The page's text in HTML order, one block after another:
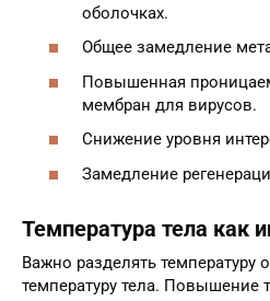
оболочках.
Общее замедление
Повышенная
мембран для вирусов.
Снижение уровня
Замедление
Температура тела как
Важно разделять
температуру тела.